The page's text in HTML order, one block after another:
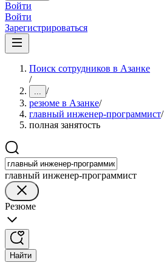
Войти
Войти
Зарегистрироваться
Поиск сотрудников в Азанке
/
... /
резюме в Азанке/
главный инженер-программист/
полная занятость
главный инженер-программист
Резюме
Найти